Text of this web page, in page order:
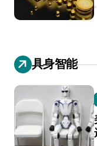
具身智能